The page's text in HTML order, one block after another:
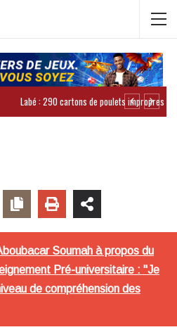
Soumah à propos du
Pré-universitaire : "Je
de compréhension des